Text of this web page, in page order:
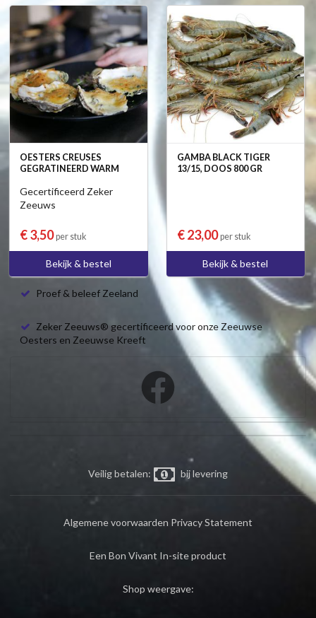
OESTERS CREUSES
GEGRATINEERD WARM
Gecertificeerd Zeker
Zeeuws
€ 3,50per stuk
Bekijk & bestel
GAMBA BLACK TIGER
13/15, DOOS 800 GR
€ 23,00per stuk
Bekijk & bestel
Proef & beleef Zeeland
Zeker Zeeuws® gecertificeerd voor onze Zeeuwse
Oesters en Zeeuwse Kreeft
Veilig betalen: bij levering
Algemene voorwaarden Privacy Statement
Een Bon Vivant In-site product
Shop weergave: